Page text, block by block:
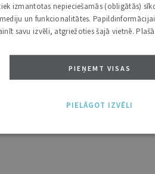
izmantotas nepieciešamās (obligātās)
un funkcionalitātes.
savu izvēli, atgriežoties šajā vietnē.
PIEŅEMT VISAS
PIELĀGOT IZVĒLI